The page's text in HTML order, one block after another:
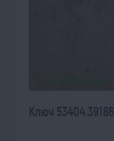
Ключ